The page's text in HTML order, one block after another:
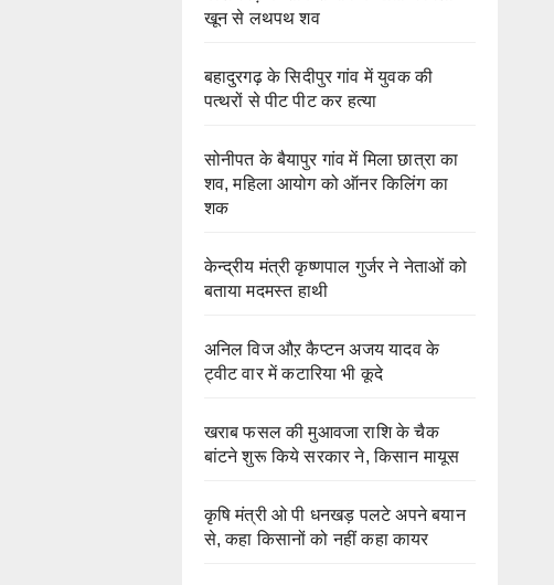
खून से लथपथ शव
बहादुरगढ़ के सिदीपुर गांव में युवक की
पत्थरों से पीट पीट कर हत्या
सोनीपत के बैयापुर गांव में मिला छात्रा का
शव, महिला आयोग को ऑनर किलिंग का
शक
केन्द्रीय मंत्री कृष्णपाल गुर्जर ने नेताओं को
बताया मदमस्त हाथी
अनिल विज औऱ कैप्टन अजय यादव के
ट्वीट वार में कटारिया भी कूदे
खराब फसल की मुआवजा राशि के चैक
बांटने शुरू किये सरकार ने, किसान मायूस
कृषि मंत्री ओ पी धनखड़ पलटे अपने बयान
से, कहा किसानों को नहीं कहा कायर